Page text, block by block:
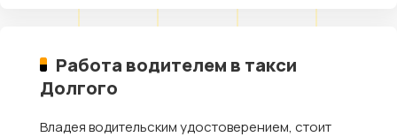
Работа водителем в такси
Долгого
Владея водительским удостоверением, стоит